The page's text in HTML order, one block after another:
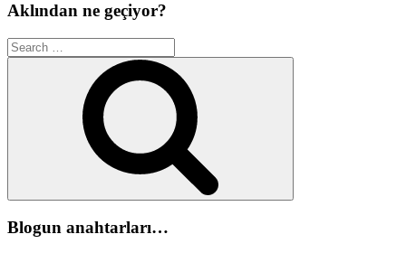
Aklından ne geçiyor?
Search
for:
Blogun anahtarları…